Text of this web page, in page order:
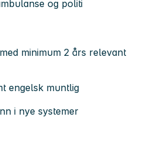
og politi
minimum 2 års relevant
engelsk muntlig
i nye systemer